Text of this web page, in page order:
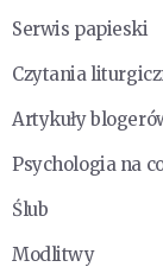
Serwis papieski
Czytania
Artykuły
Psychologia na
Ślub
Modlitwy